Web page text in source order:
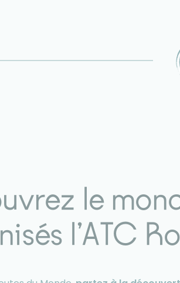
le
l’ATC